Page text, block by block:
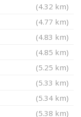
(4.32 km)
(4.77 km)
(4.83 km)
(4.85 km)
(5.25 km)
(5.33 km)
(5.34 km)
(5.38 km)